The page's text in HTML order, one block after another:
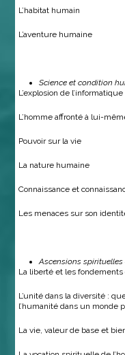
L’habitat humain
L’aventure humaine
Science et condition
L’explosion de l’informatique
L’homme affronté à lui-
Pouvoir sur la vie
La nature humaine
Connaissance et
Les menaces sur son
Ascensions
La liberté et les fondements
L’unité dans la diversité :
l’humanité dans un monde
La vie, valeur de base et